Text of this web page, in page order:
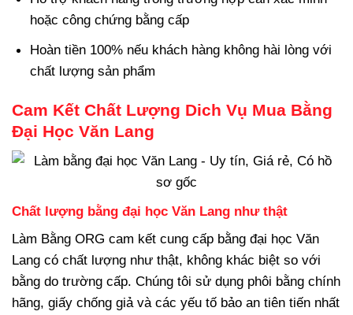
hoặc công chứng bằng cấp
Hoàn tiền 100% nếu khách hàng không hài lòng với
chất lượng sản phẩm
Cam Kết Chất Lượng Dich Vụ Mua Bằng
Đại Học Văn Lang
Chất lượng bằng đại học Văn Lang như thật
Làm Bằng ORG cam kết cung cấp bằng đại học Văn
Lang có chất lượng như thật, không khác biệt so với
bằng do trường cấp. Chúng tôi sử dụng phôi bằng chính
hãng, giấy chống giả và các yếu tố bảo an tiên tiến nhất